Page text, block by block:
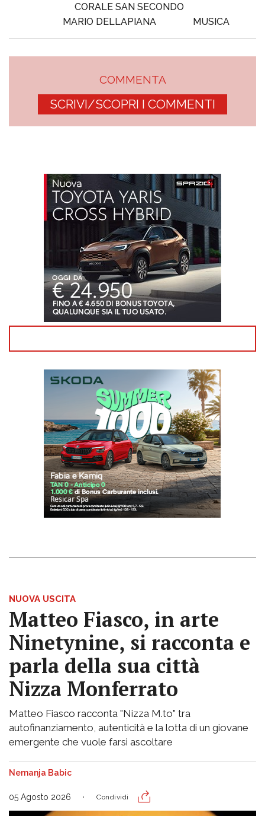
CORALE SAN SECONDO
MARIO DELLAPIANA
MUSICA
COMMENTA
SCRIVI/SCOPRI I COMMENTI
NUOVA USCITA
Matteo Fiasco, in arte
Ninetynine, si racconta e
parla della sua città
Nizza Monferrato
Matteo Fiasco racconta "Nizza M.to" tra
autofinanziamento, autenticità e la lotta di un giovane
emergente che vuole farsi ascoltare
Nemanja Babic
05 Agosto 2026 Condividi